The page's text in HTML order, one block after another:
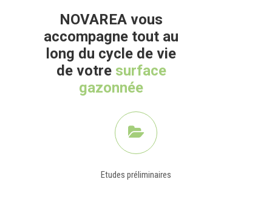
NOVAREA vous
accompagne tout au
long du cycle de vie
de votre surface
gazonnée
Etudes préliminaires